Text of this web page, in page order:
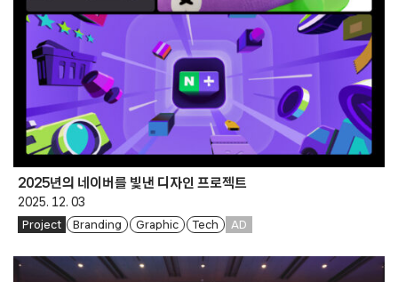
2025년의 네이버를 빛낸 디자인 프로젝트
2025. 12. 03
Project Branding Graphic Tech AD